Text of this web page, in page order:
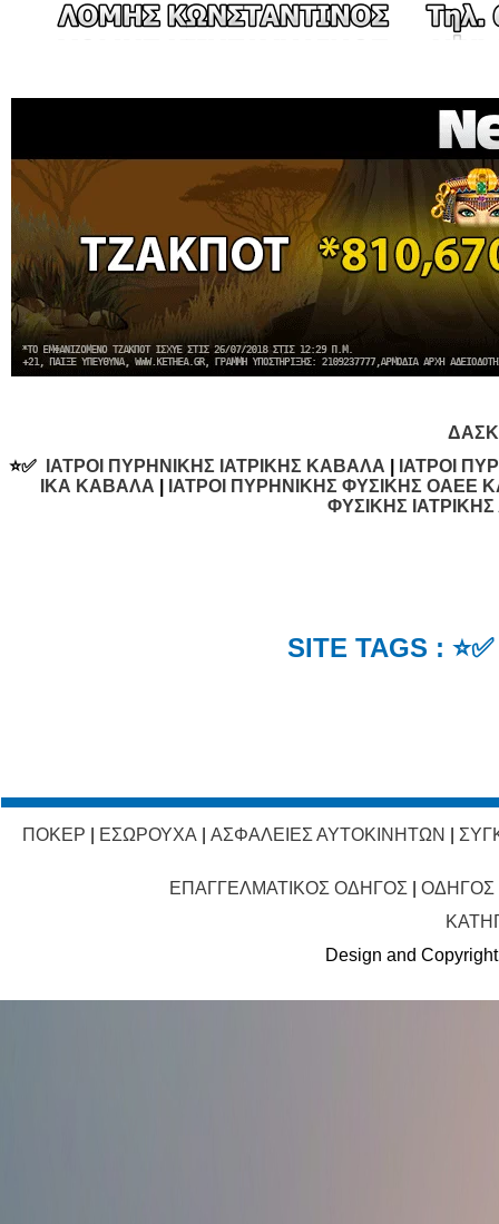
⭐✅
ΙΑΤΡΟΙ ΠΥΡΗΝΙΚΗΣ ΙΑΤΡΙΚΗΣ ΚΑΒΑΛΑ
ΙΑΤΡΟΙ
ΙΚΑ ΚΑΒΑΛΑ
ΙΑΤΡΟΙ ΠΥΡΗΝΙΚΗΣ ΦΥΣΙΚΗΣ ΟΑΕΕ
ΦΥΣΙΚΗΣ
SITE TAGS :
ΠΟΚΕΡ ΕΣΩΡΟΥΧΑ ΑΣΦΑΛΕΙΕΣ ΑΥΤΟΚΙΝΗΤΩΝ
ΕΠΑΓΓΕΛΜΑΤΙΚΟΣ ΟΔΗΓΟΣ
ΟΔΗΓΟΣ
Design and